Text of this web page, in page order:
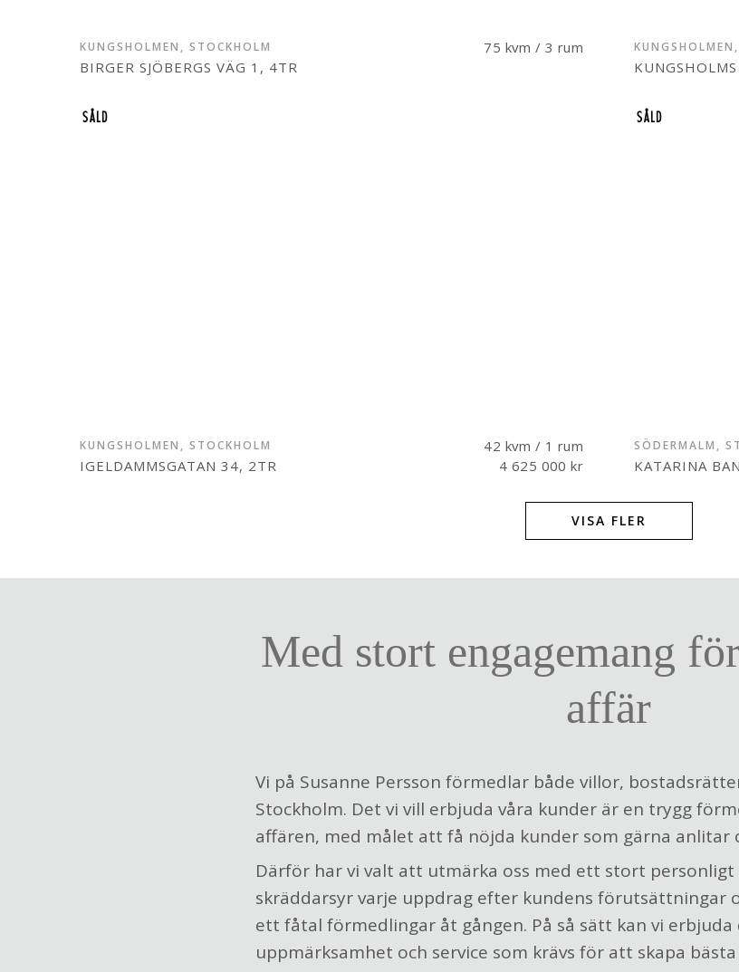
KUNGSHOLMEN, STOCKHOLM
BIRGER SJÖBERGS VÄG 1, 4TR
75 kvm / 3 rum
SÅLD
KUNGSHOLMEN, STOCKHOLM
IGELDAMMSGATAN 34, 2TR
42 kvm / 1 rum
4 625 000 kr
SÅLD
SÖDERMALM,
KATARINA
VISA FLER
Med stort engagemang
affär
Vi på Susanne Persson förmedlar både villor,
Stockholm. Det vi vill erbjuda våra kunder är en trygg
affären, med målet att få nöjda kunder som gärna anlitar
Därför har vi valt att utmärka oss med ett stort personligt
skräddarsyr varje uppdrag efter kundens förutsättningar
ett fåtal förmedlingar åt gången. På så sätt kan vi erbjuda
uppmärksamhet och service som krävs för att skapa